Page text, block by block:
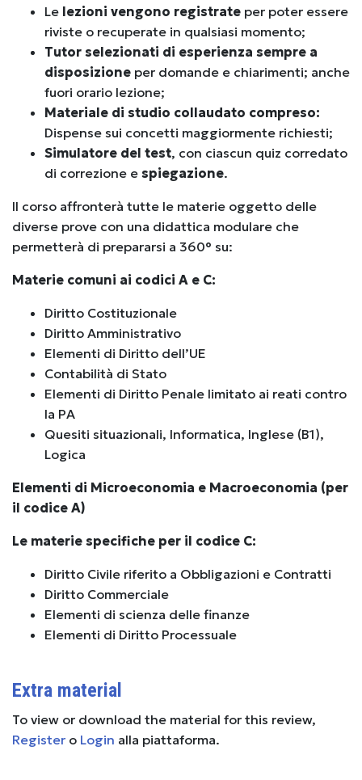
Le lezioni vengono registrate per poter essere
riviste o recuperate in qualsiasi momento;
Tutor selezionati di esperienza sempre a
disposizione per domande e chiarimenti; anche
fuori orario lezione;
Materiale di studio collaudato compreso:
Dispense sui concetti maggiormente richiesti;
Simulatore del test, con ciascun quiz corredato
di correzione e spiegazione.
ll corso affronterà tutte le materie oggetto delle
diverse prove con una didattica modulare che
permetterà di prepararsi a 360° su:
Materie comuni ai codici A e C:
Diritto Costituzionale
Diritto Amministrativo
Elementi di Diritto dell’UE
Contabilità di Stato
Elementi di Diritto Penale limitato ai reati contro
la PA
Quesiti situazionali, Informatica, Inglese (B1),
Logica
Elementi di Microeconomia e Macroeconomia (per
il codice A)
Le materie specifiche per il codice C:
Diritto Civile riferito a Obbligazioni e Contratti
Diritto Commerciale
Elementi di scienza delle finanze
Elementi di Diritto Processuale
Extra material
To view or download the material for this review,
Register o Login alla piattaforma.